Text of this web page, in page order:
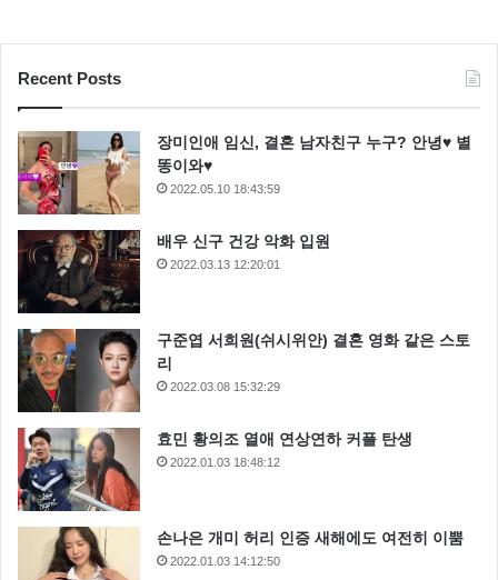
Recent Posts
장미인애 임신, 결혼 남자친구 누구? 안녕♥ 별
똥이와♥
2022.05.10 18:43:59
배우 신구 건강 악화 입원
2022.03.13 12:20:01
구준엽 서희원(쉬시위안) 결혼 영화 같은 스토
리
2022.03.08 15:32:29
효민 황의조 열애 연상연하 커플 탄생
2022.01.03 18:48:12
손나은 개미 허리 인증 새해에도 여전히 이뿜
2022.01.03 14:12:50